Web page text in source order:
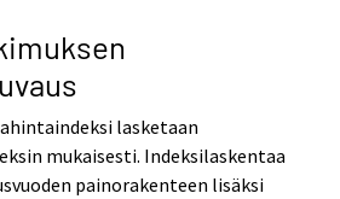
lasketaan
mukaisesti. Indeksilaskentaa
painorakenteen lisäksi